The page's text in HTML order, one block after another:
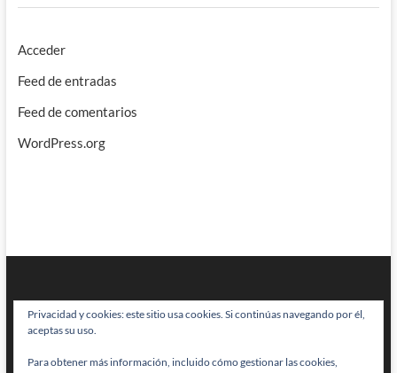
Acceder
Feed de entradas
Feed de comentarios
WordPress.org
BRAINSTOMPING| Diseñado por:Theme Freesia|WordPress| © Todos
Privacidad y cookies: este sitio usa cookies. Si continúas navegando por él,
aceptas su uso.
Para obtener más información, incluido cómo gestionar las cookies,